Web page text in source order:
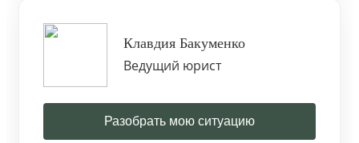
Клавдия Бакуменко
Ведущий юрист
Разобрать мою ситуацию